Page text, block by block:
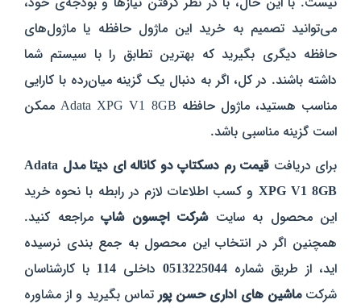
می‌توانید تصمیم به خرید این ماژول حافظه یا ماژول‌های
حافظه دیگری بگیرید که بهترین تطابق را با سیستم شما
داشته باشند. در کل، اگر به دنبال یک گزینه میان‌رده با کارایی
مناسب هستید، ماژول حافظه Adata XPG V1 8GB ممکن
است گزینه مناسبی باشد.
برای دریافت
قیمت رم دسکتاپ دو کاناله ای دیتا مدل Adata
XPG V1 8GB و کسب اطلاعات لازم در رابطه با نحوه خرید
این محصول به سایتشرکت اچسون شاپ مراجعه کنید.
همچنین اگر در انتخاب این محصول به جمع بندی نرسیده
اید، از طریق شماره 0513225044 داخلی 114 با کارشناسان
شرکتماشین های اداری حسن پور تماس بگیرید و از مشاوره